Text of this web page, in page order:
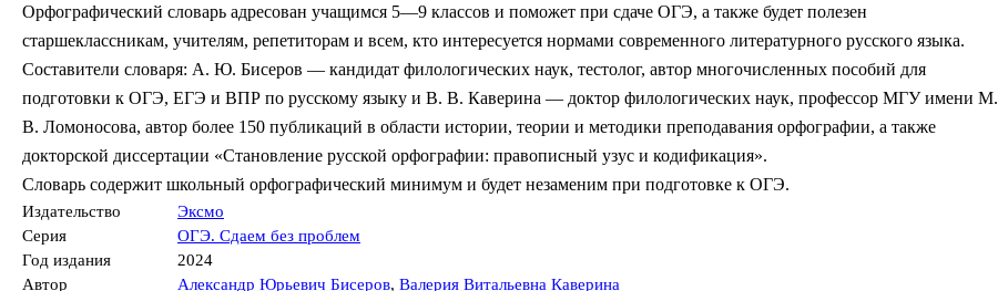
Орфографический словарь адресован учащимся 5—9 классов и поможет при сдаче ОГЭ, а также будет полезен
старшеклассникам, учителям, репетиторам и всем, кто интересуется нормами современного литературного русского языка.
Составители словаря: А. Ю. Бисеров — кандидат филологических наук, тестолог, автор многочисленных пособий для
подготовки к ОГЭ, ЕГЭ и ВПР по русскому языку и В. В. Каверина — доктор филологических наук, профессор МГУ имени М.
В. Ломоносова, автор более 150 публикаций в области истории, теории и методики преподавания орфографии, а также
докторской диссертации «Становление русской орфографии: правописный узус и кодификация».
Словарь содержит школьный орфографический минимум и будет незаменим при подготовке к ОГЭ.
Издательство
Эксмо
Серия
ОГЭ. Сдаем без проблем
Год издания
2024
Автор
Александр Юрьевич Бисеров, Валерия Витальевна Каверина